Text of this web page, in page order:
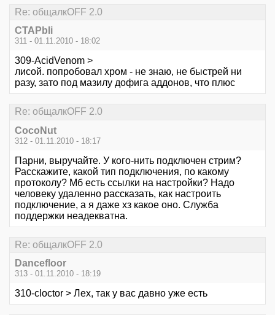
Re: общалкOFF 2.0
CTAPbIi
311 - 01.11.2010 - 18:02
309-AcidVenom >
лисой. попробовал хром - не знаю, не быстрей ни
разу, зато под мазилу дофига аддонов, что плюс
Re: общалкOFF 2.0
CocoNut
312 - 01.11.2010 - 18:17
Парни, выручайте. У кого-нить подключен стрим?
Расскажите, какой тип подключения, по какому
протоколу? Мб есть ссылки на настройки? Надо
человеку удаленно рассказать, как настроить
подключение, а я даже хз какое оно. Служба
поддержки неадекватна.
Re: общалкOFF 2.0
Dancefloor
313 - 01.11.2010 - 18:19
310-cloctor > Лех, так у вас давно уже есть